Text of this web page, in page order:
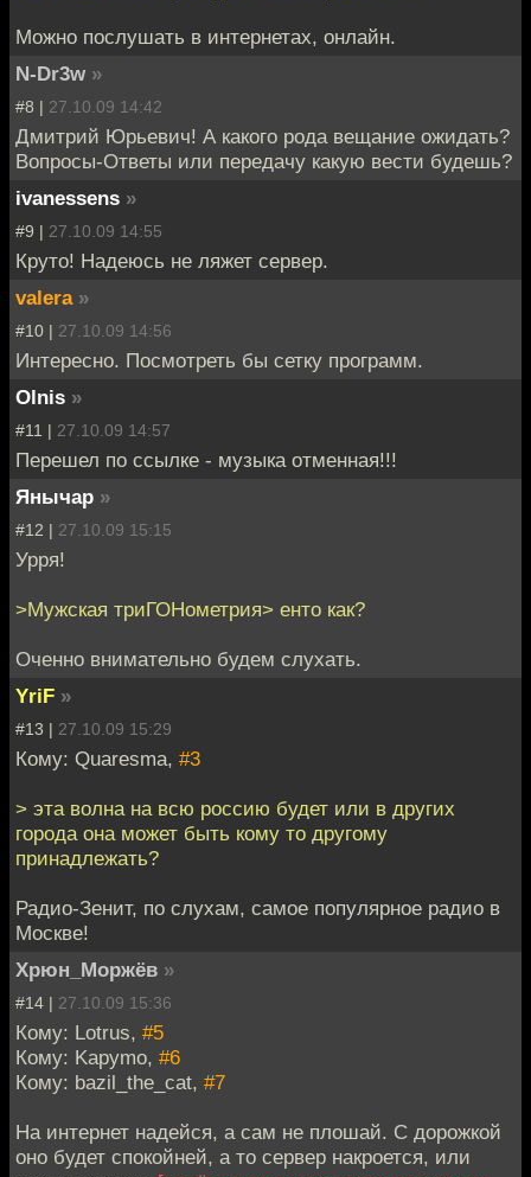
Можно послушать в интернетах, онлайн.
N-Dr3w »
#8 | 27.10.09 14:42
Дмитрий Юрьевич! А какого рода вещание ожидать?
Вопросы-Ответы или передачу какую вести будешь?
ivanessens »
#9 | 27.10.09 14:55
Круто! Надеюсь не ляжет сервер.
valera »
#10 | 27.10.09 14:56
Интересно. Посмотреть бы сетку программ.
Olnis »
#11 | 27.10.09 14:57
Перешел по ссылке - музыка отменная!!!
Янычар »
#12 | 27.10.09 15:15
Урря!
>Мужская триГОНометрия> енто как?
Оченно внимательно будем слухать.
YriF »
#13 | 27.10.09 15:29
Кому: Quaresma, #3
> эта волна на всю россию будет или в других
города она может быть кому то другому
принадлежать?
Радио-Зенит, по слухам, самое популярное радио в
Москве!
Хрюн_Моржёв »
#14 | 27.10.09 15:36
Кому: Lotrus, #5
Кому: Kapymo, #6
Кому: bazil_the_cat, #7
На интернет надейся, а сам не плошай. С дорожкой
оно будет спокойней, а то сервер накроется, или